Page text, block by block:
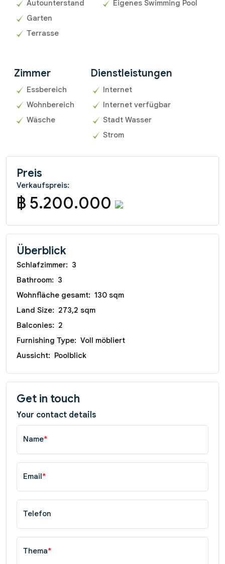
Autounterstand
Garten
Terrasse
Eigenes Swimming Pool
Zimmer
Essbereich
Wohnbereich
Wäsche
Dienstleistungen
Internet
Internet verfügbar
Stadt Wasser
Strom
Preis
Verkaufspreis:
฿ 5.200.000
Überblick
Schlafzimmer: 3
Bathroom: 3
Wohnfläche gesamt: 130 sqm
Land Size: 273,2 sqm
Balconies: 2
Furnishing Type: Voll möbliert
Aussicht: Poolblick
Get in touch
Your contact details
Name*
Email*
Telefon
Thema*